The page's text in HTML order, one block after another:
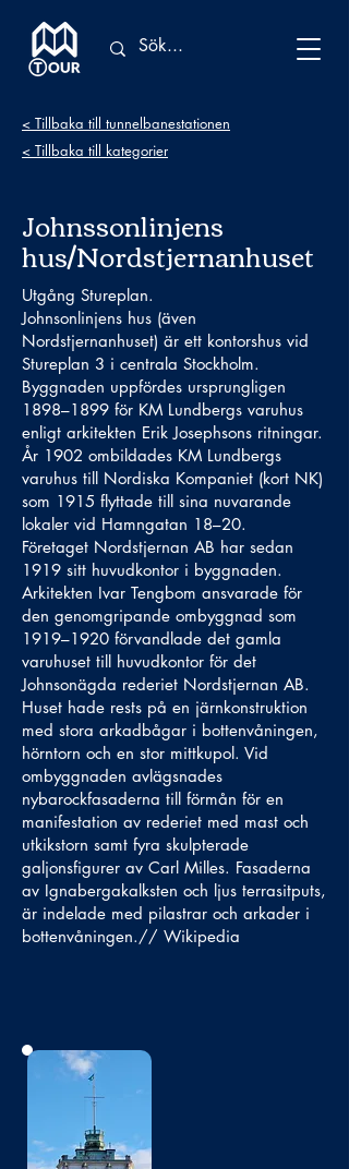
< Tillbaka till tunnelbanestationen
< Tillbaka till kategorier
Johnssonlinjens
hus/Nordstjernanhuset
Utgång Stureplan.
Johnsonlinjens hus (även
Nordstjernanhuset) är ett kontorshus vid
Stureplan 3 i centrala Stockholm.
Byggnaden uppfördes ursprungligen
1898–1899 för KM Lundbergs varuhus
enligt arkitekten Erik Josephsons ritningar.
År 1902 ombildades KM Lundbergs
varuhus till Nordiska Kompaniet (kort NK)
som 1915 flyttade till sina nuvarande
lokaler vid Hamngatan 18–20.
Företaget Nordstjernan AB har sedan
1919 sitt huvudkontor i byggnaden.
Arkitekten Ivar Tengbom ansvarade för
den genomgripande ombyggnad som
1919–1920 förvandlade det gamla
varuhuset till huvudkontor för det
Johnsonägda rederiet Nordstjernan AB.
Huset hade rests på en järnkonstruktion
med stora arkadbågar i bottenvåningen,
hörntorn och en stor mittkupol. Vid
ombyggnaden avlägsnades
nybarockfasaderna till förmån för en
manifestation av rederiet med mast och
utkikstorn samt fyra skulpterade
galjonsfigurer av Carl Milles. Fasaderna
av Ignabergakalksten och ljus terrasitputs,
är indelade med pilastrar och arkader i
bottenvåningen.// Wikipedia
Bild